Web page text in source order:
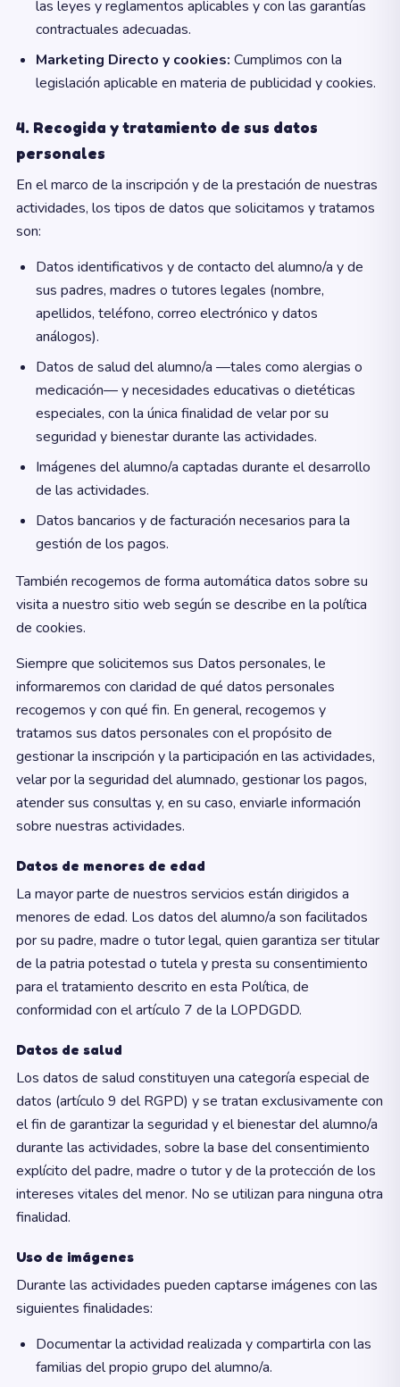
las leyes y reglamentos aplicables y con las garantías
contractuales adecuadas.
Marketing Directo y cookies: Cumplimos con la
legislación aplicable en materia de publicidad y cookies.
4. Recogida y tratamiento de sus datos
personales
En el marco de la inscripción y de la prestación de nuestras
actividades, los tipos de datos que solicitamos y tratamos
son:
Datos identificativos y de contacto del alumno/a y de
sus padres, madres o tutores legales (nombre,
apellidos, teléfono, correo electrónico y datos
análogos).
Datos de salud del alumno/a —tales como alergias o
medicación— y necesidades educativas o dietéticas
especiales, con la única finalidad de velar por su
seguridad y bienestar durante las actividades.
Imágenes del alumno/a captadas durante el desarrollo
de las actividades.
Datos bancarios y de facturación necesarios para la
gestión de los pagos.
También recogemos de forma automática datos sobre su
visita a nuestro sitio web según se describe en la política
de cookies.
Siempre que solicitemos sus Datos personales, le
informaremos con claridad de qué datos personales
recogemos y con qué fin. En general, recogemos y
tratamos sus datos personales con el propósito de
gestionar la inscripción y la participación en las actividades,
velar por la seguridad del alumnado, gestionar los pagos,
atender sus consultas y, en su caso, enviarle información
sobre nuestras actividades.
Datos de menores de edad
La mayor parte de nuestros servicios están dirigidos a
menores de edad. Los datos del alumno/a son facilitados
por su padre, madre o tutor legal, quien garantiza ser titular
de la patria potestad o tutela y presta su consentimiento
para el tratamiento descrito en esta Política, de
conformidad con el artículo 7 de la LOPDGDD.
Datos de salud
Los datos de salud constituyen una categoría especial de
datos (artículo 9 del RGPD) y se tratan exclusivamente con
el fin de garantizar la seguridad y el bienestar del alumno/a
durante las actividades, sobre la base del consentimiento
explícito del padre, madre o tutor y de la protección de los
intereses vitales del menor. No se utilizan para ninguna otra
finalidad.
Uso de imágenes
Durante las actividades pueden captarse imágenes con las
siguientes finalidades:
Documentar la actividad realizada y compartirla con las
familias del propio grupo del alumno/a.